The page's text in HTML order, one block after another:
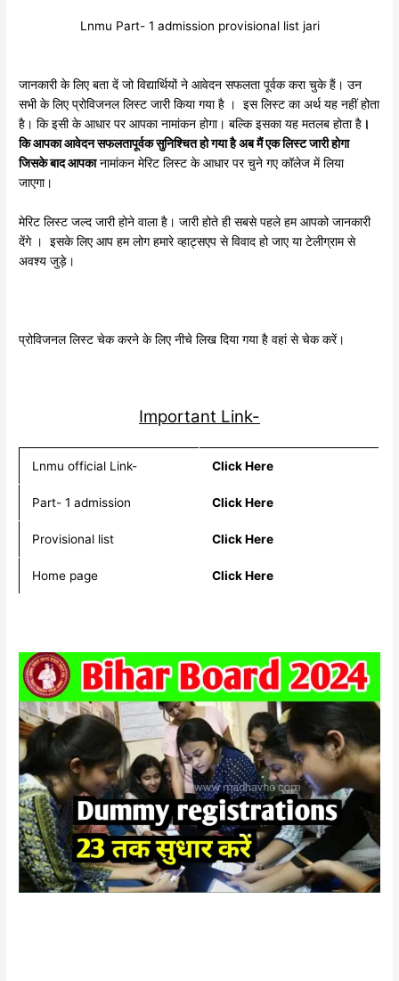
Lnmu Part- 1 admission provisional list jari
जानकारी के लिए बता दें जो विद्यार्थियों ने आवेदन सफलता पूर्वक करा चुके हैं। उन
सभी के लिए प्रोविजनल लिस्ट जारी किया गया है । इस लिस्ट का अर्थ यह नहीं होता
है। कि इसी के आधार पर आपका नामांकन होगा। बल्कि इसका यह मतलब होता है ।
कि आपका आवेदन सफलतापूर्वक सुनिश्चित हो गया है अब मैं एक लिस्ट जारी होगा
जिसके बाद आपकानामांकन मेरिट लिस्ट के आधार पर चुने गए कॉलेज में लिया
जाएगा।
मेरिट लिस्ट जल्द जारी होने वाला है। जारी होते ही सबसे पहले हम आपको जानकारी
देंगे । इसके लिए आप हम लोग हमारे व्हाट्सएप से विवाद हो जाए या टेलीग्राम से
अवश्य जुड़े।
प्रोविजनल लिस्ट चेक करने के लिए नीचे लिख दिया गया है वहां से चेक करें।
Important Link-
Lnmu official Link- Click Here
Part- 1 admission Click Here
Provisional list Click Here
Home page Click Here